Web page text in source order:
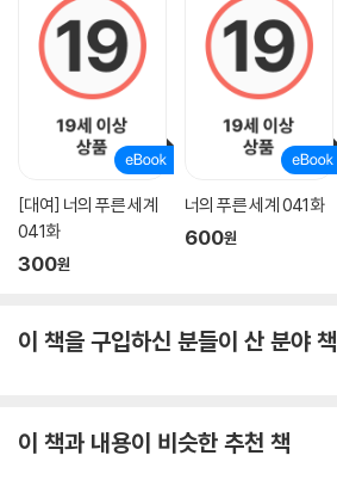
[대여] 너의 푸른 세계
041화
300원
너의 푸른 세계 041화
600원
이 책을 구입하신 분들이 산 분야 책
이 책과 내용이 비슷한 추천 책